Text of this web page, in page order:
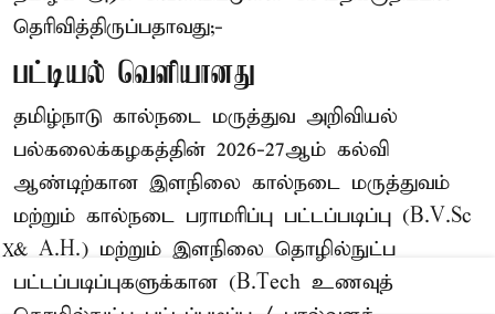
தெரிவித்திருப்பதாவது;-
பட்டியல் வெளியானது
தமிழ்நாடு கால்நடை மருத்துவ அறிவியல்
பல்கலைக்கழகத்தின் 2026-27ஆம் கல்வி
ஆண்டிற்கான இளநிலை கால்நடை மருத்துவம்
மற்றும் கால்நடை பராமரிப்பு பட்டப்படிப்பு (B.V.Sc
& A.H.) மற்றும் இளநிலை தொழில்நுட்ப
பட்டப்படிப்புகளுக்கான (B.Tech உணவுத்
X